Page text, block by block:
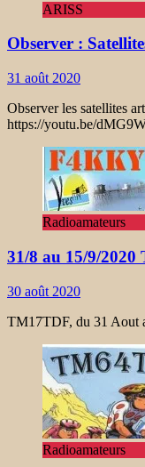
ARISS
Observer :
31 août 2020
Observer les satellites
https://youtu.be/
Radioamateurs
31/8 au 15/9/
30 août 2020
TM17TDF, du 31 Aout
Radioamateurs